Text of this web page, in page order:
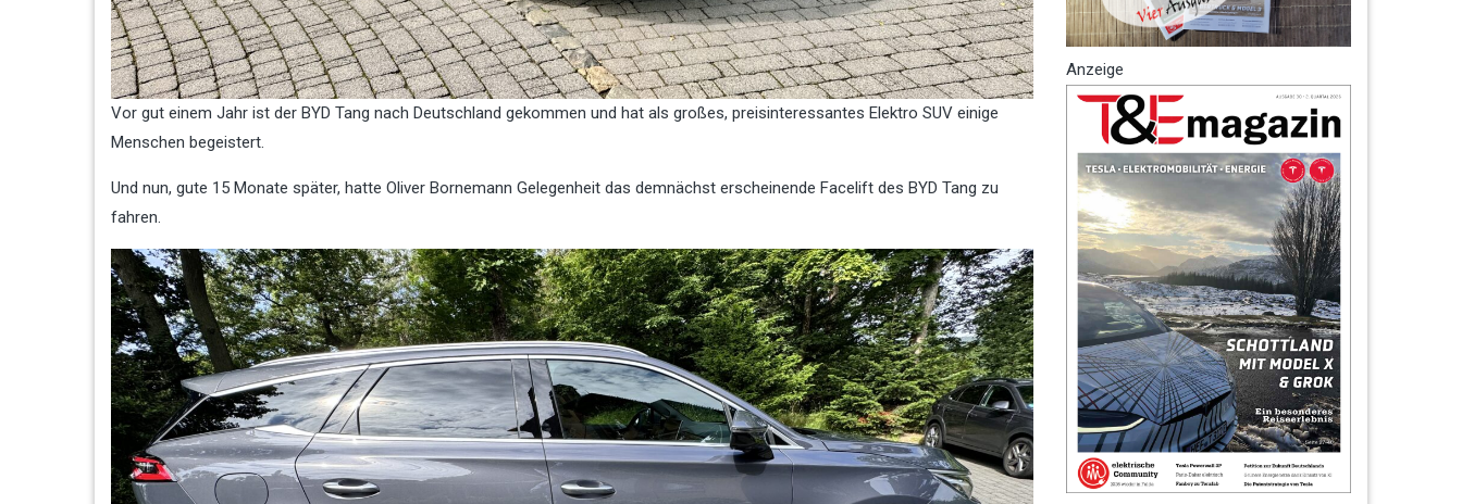
Vor gut einem Jahr ist der BYD Tang nach Deutschland gekommen und hat als großes, preisinteressantes Elektro SUV einige
Menschen begeistert.
Und nun, gute 15 Monate später, hatte Oliver Bornemann Gelegenheit das demnächst erscheinende Facelift des BYD Tang zu
fahren.
Anzeige